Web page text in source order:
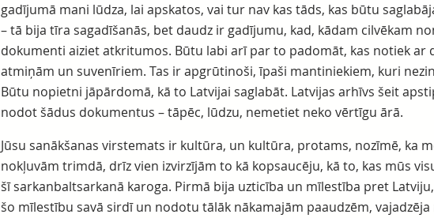
gadījumā mani lūdza, lai apskatos, vai tur nav kas tāds, kas būtu
– tā bija tīra sagadīšanās, bet daudz ir gadījumu, kad, kādam cilvēkam
dokumenti aiziet atkritumos. Būtu labi arī par to padomāt, kas notiek ar
atmiņām un suvenīriem. Tas ir apgrūtinoši, īpaši mantiniekiem, kuri
Būtu nopietni jāpārdomā, kā to Latvijai saglabāt. Latvijas arhīvs šeit
nodot šādus dokumentus – tāpēc, lūdzu, nemetiet neko vērtīgu ārā.
Jūsu sanākšanas virstemats ir kultūra, un kultūra, protams, nozīmē, ka
nokļuvām trimdā, drīz vien izvirzījām to kā kopsaucēju, kā to, kas mūs
šī sarkanbaltsarkanā karoga. Pirmā bija uzticība un mīlestība pret
šo mīlestību savā sirdī un nodotu tālāk nākamajām paaudzēm,